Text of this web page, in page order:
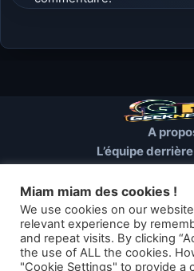
A
L’équipe
Mentions
Cookies et
© 2026 GEEKNPLAY —
Miam miam des cookies !
We use cookies on our
relevant experience by
and repeat visits. By clicking
the use of ALL the cookies.
"Cookie Settings" to provide a